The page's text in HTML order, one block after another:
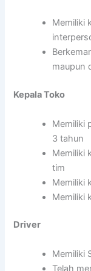
Memiliki
maupun
Kepala Toko
Memiliki
3 tahun
Memiliki
tim
Memiliki
Memiliki
Driver
Memiliki
Telah